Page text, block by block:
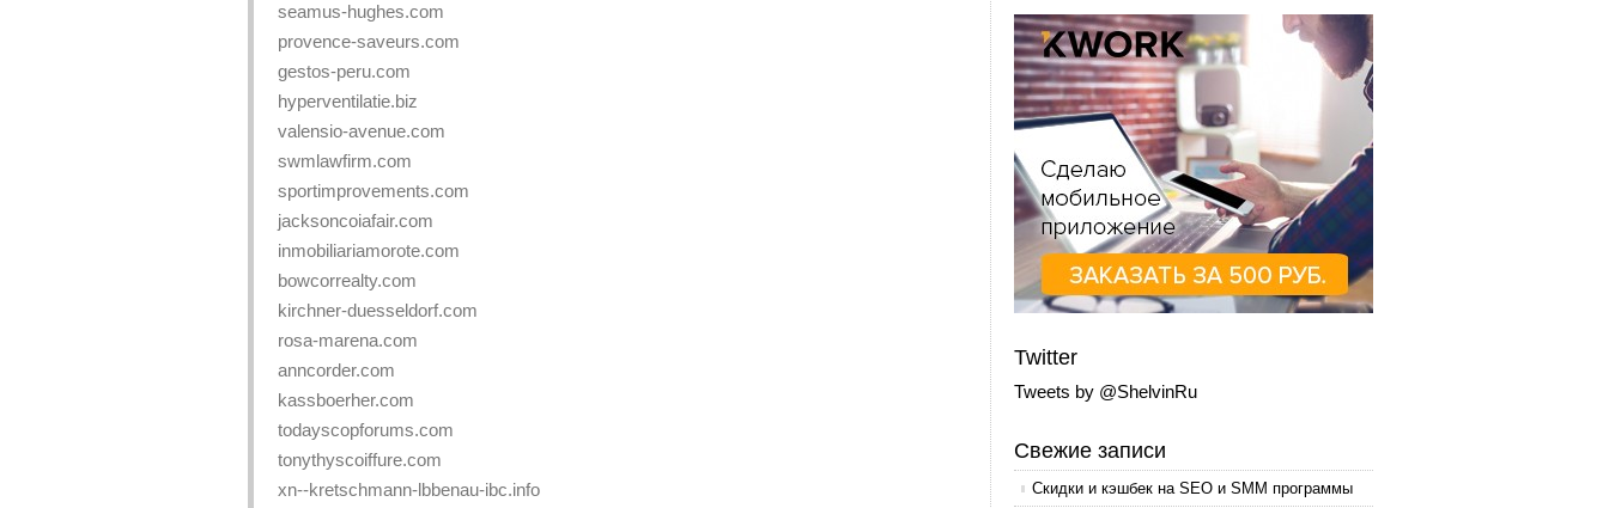
seamus-hughes.com
provence-saveurs.com
gestos-peru.com
hyperventilatie.biz
valensio-avenue.com
swmlawfirm.com
sportimprovements.com
jacksoncoiafair.com
inmobiliariamorote.com
bowcorrealty.com
kirchner-duesseldorf.com
rosa-marena.com
anncorder.com
kassboerher.com
todayscopforums.com
tonythyscoiffure.com
xn--kretschmann-lbbenau-ibc.info
Twitter
Tweets by @ShelvinRu
Свежие записи
Скидки и кэшбек на SEO и SMM программы